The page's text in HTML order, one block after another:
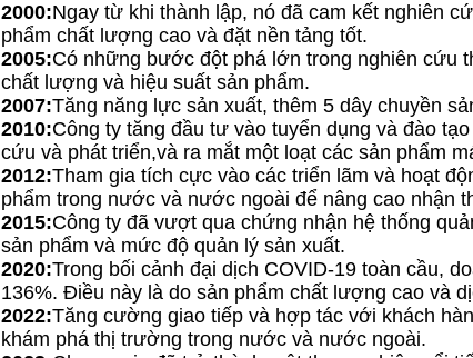
2000:Ngay từ khi thành lập, nó đã cam kết nghiên
phẩm chất lượng cao và đặt nền tảng tốt.
2005:Có những bước đột phá lớn trong nghiên cứu
chất lượng và hiệu suất sản phẩm.
2007:Tăng năng lực sản xuất, thêm 5 dây chuyền
2010:Công ty tăng đầu tư vào tuyển dụng và đào
cứu và phát triển,và ra mắt một loạt các sản phẩm
2012:Tham gia tích cực vào các triển lãm và hoạt
phẩm trong nước và nước ngoài để nâng cao nhận
2015:Công ty đã vượt qua chứng nhận hệ thống
sản phẩm và mức độ quản lý sản xuất.
2020:Trong bối cảnh đại dịch COVID-19 toàn cầu,
136%. Điều này là do sản phẩm chất lượng cao và
2022:Tăng cường giao tiếp và hợp tác với khách
khám phá thị trường trong nước và nước ngoài.